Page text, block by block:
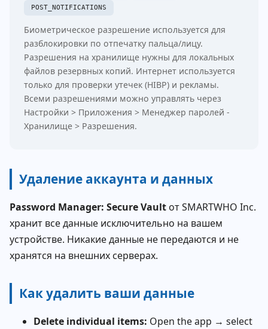
POST_NOTIFICATIONS
Биометрическое разрешение используется для
разблокировки по отпечатку пальца/лицу.
Разрешения на хранилище нужны для локальных
файлов резервных копий. Интернет используется
только для проверки утечек (HIBP) и рекламы.
Всеми разрешениями можно управлять через
Настройки > Приложения > Менеджер паролей -
Хранилище > Разрешения.
Удаление аккаунта и данных
Password Manager: Secure Vault от SMARTWHO Inc.
хранит все данные исключительно на вашем
устройстве. Никакие данные не передаются и не
хранятся на внешних серверах.
Как удалить ваши данные
Delete individual items: Open the app → select